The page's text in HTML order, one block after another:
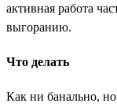
активная работа
выгоранию.
Что делать
Как ни банально,